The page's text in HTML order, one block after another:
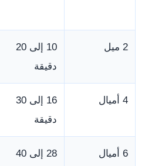
2 ميل
10 إلى 20
دقيقة
4 أميال
16 إلى 30
دقيقة
6 أميال
28 إلى 40